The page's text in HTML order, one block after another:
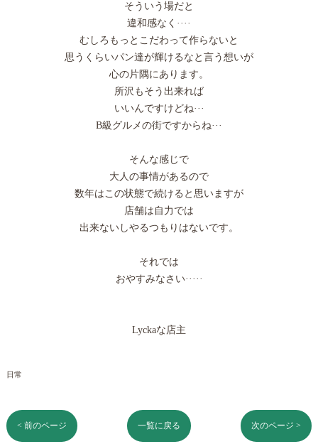
そういう場だと
違和感なく····
むしろもっとこだわって作らないと
思うくらいパン達が輝けるなと言う想いが
心の片隅にあります。
所沢もそう出来れば
いいんですけどね···
B級グルメの街ですからね···
そんな感じで
大人の事情があるので
数年はこの状態で続けると思いますが
店舗は自力では
出来ないしやるつもりはないです。
それでは
おやすみなさい·····
Lyckaな店主
日常
< 前のページ 一覧に戻る 次のページ >